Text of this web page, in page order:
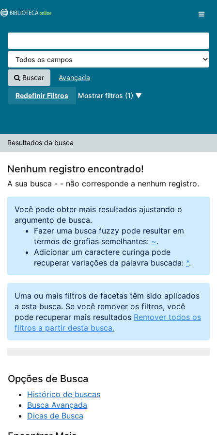
VuFind
Buscar Avançada
Redefinir Filtros Mostrar filtros (1)
Resultados da busca
Nenhum registro encontrado!
A sua busca - - não corresponde a nenhum registro.
Você pode obter mais resultados ajustando o
argumento de busca.
Fazer uma busca fuzzy pode resultar em
termos de grafias semelhantes: ~.
Adicionar um caractere curinga pode
recuperar variações da palavra buscada: *.
Uma ou mais filtros de facetas têm sido aplicados
a esta busca. Se você remover os filtros, você
pode recuperar mais resultados Remover todos os
filtros a partir desta busca.
Opções de Busca
Histórico de buscas
Busca Avançada
Dicas de Busca